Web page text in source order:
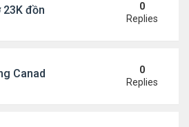
23K đồng một bát, 7 năm không
0
Replies
Canada thoa kem chống nắng
0
Replies